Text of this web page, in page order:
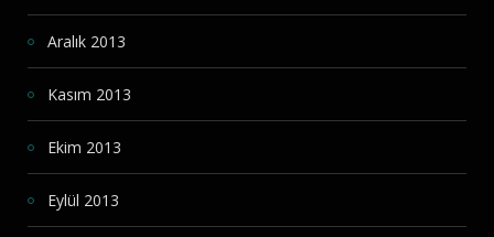
Aralık 2013
Kasım 2013
Ekim 2013
Eylül 2013